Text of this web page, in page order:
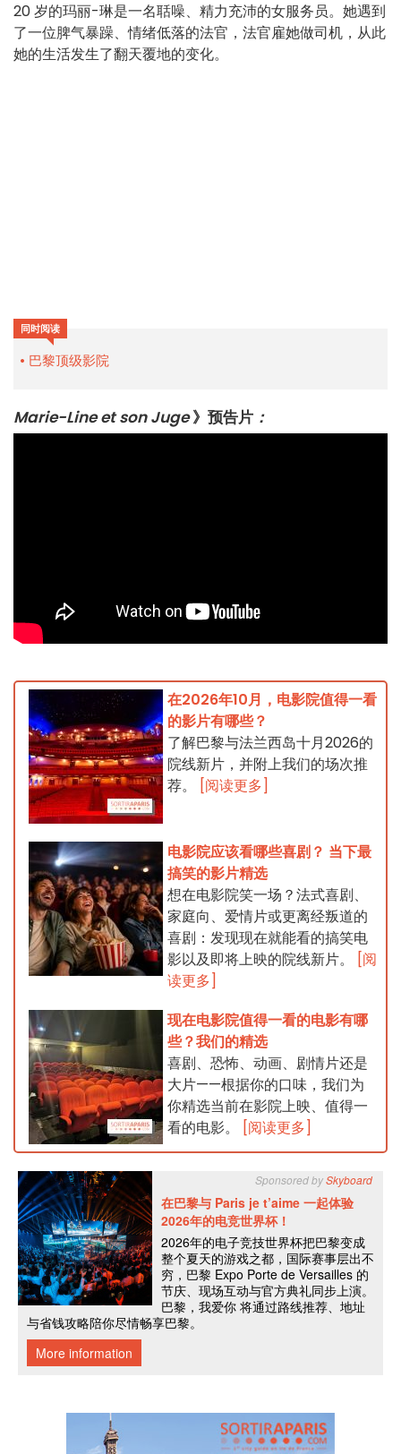
20 岁的玛丽-琳是一名聒噪、精力充沛的女服务员。她遇到
了一位脾气暴躁、情绪低落的法官，法官雇她做司机，从此
她的生活发生了翻天覆地的变化。
同时阅读
巴黎顶级影院
Marie-Line et son Juge》预告片 ：
在2026年10月，电影院值得一看
的影片有哪些？
了解巴黎与法兰西岛十月2026的
院线新片，并附上我们的场次推
荐。
[阅读更多]
电影院应该看哪些喜剧？ 当下最
搞笑的影片精选
想在电影院笑一场？法式喜剧、
家庭向、爱情片或更离经叛道的
喜剧：发现现在就能看的搞笑电
影以及即将上映的院线新片。
[阅
读更多]
现在电影院值得一看的电影有哪
些？我们的精选
喜剧、恐怖、动画、剧情片还是
大片——根据你的口味，我们为
你精选当前在影院上映、值得一
看的电影。
[阅读更多]